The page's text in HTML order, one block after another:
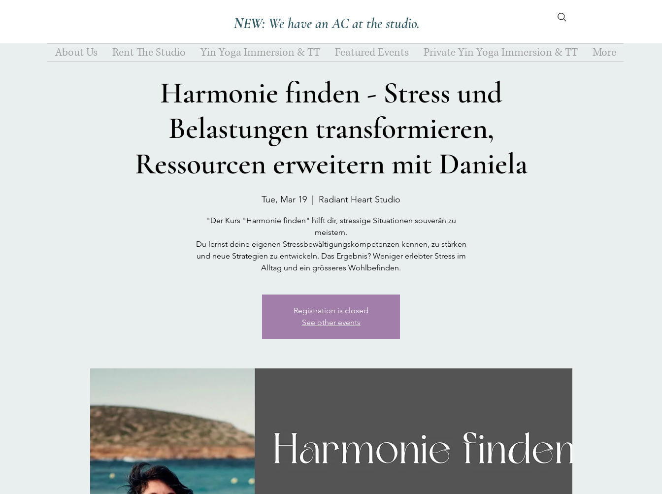
NEW: We have an AC at the studio.
Harmonie finden - Stress und
Belastungen transformieren,
Ressourcen erweitern mit Daniela
Tue, Mar 19 Radiant Heart Studio
"Der Kurs "Harmonie finden" hilft dir, stressige Situationen souverän zu
meistern.
Du lernst deine eigenen Stressbewältigungskompetenzen kennen, zu stärken
und neue Strategien zu entwickeln. Das Ergebnis? Weniger erlebter Stress im
Alltag und ein grösseres Wohlbefinden.
Registration is closed
See other events
About Us Rent The Studio Yin Yoga Immersion & TT Featured Events Private Yin Yoga Immersion & TT More